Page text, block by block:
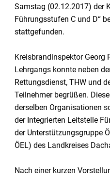
Samstag (02.12.2017) der
Führungsstufen C und D“
stattgefunden.
Kreisbrandinspektor Georg
Lehrgangs konnte neben
Rettungsdienst, THW und
Teilnehmer begrüßen.
derselben Organisationen
der Integrierten Leitstelle
der Unterstützungsgruppe
ÖEL) des Landkreises
Nach einer kurzen